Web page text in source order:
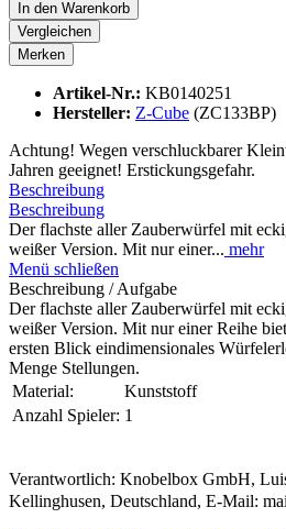
In den Warenkorb
Vergleichen
Merken
Artikel-Nr.: KB0140251
Hersteller: Z-Cube (ZC133BP)
Achtung! Wegen verschluckbarer
Jahren geeignet! Erstickungsgefahr.
Beschreibung
Beschreibung
Der flachste aller Zauberwürfel mit
weißer Version. Mit nur einer... mehr
Menü schließen
Beschreibung / Aufgabe
Der flachste aller Zauberwürfel mit
weißer Version. Mit nur einer Reihe
ersten Blick eindimensionales
Menge Stellungen.
Material:
Kunststoff
Anzahl Spieler: 1
Verantwortlich: Knobelbox GmbH,
Kellinghusen, Deutschland, E-Mail: